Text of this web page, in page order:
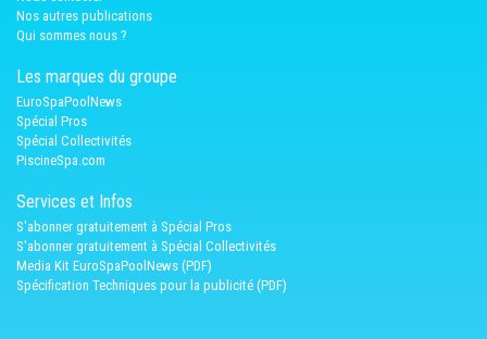
Nos autres publications
Qui sommes nous ?
Les marques du groupe
EuroSpaPoolNews
Spécial Pros
Spécial Collectivités
PiscineSpa.com
Services et Infos
S'abonner gratuitement à Spécial Pros
S'abonner gratuitement à Spécial Collectivités
Media Kit EuroSpaPoolNews (PDF)
Spécification Techniques pour la publicité (PDF)